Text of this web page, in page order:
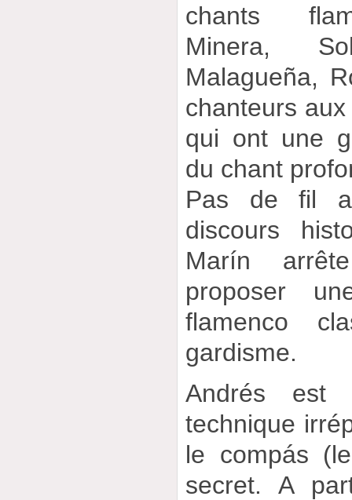
chants
Minera,
Malagueña,
chanteurs
qui ont une
du chant
Pas de fil
discours
Marín
proposer
flamenco
gardisme.
Andrés
technique
le compás
secret. A